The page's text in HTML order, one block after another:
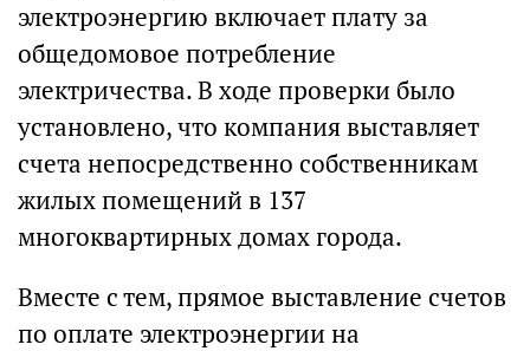
электроэнергию включает плату за
общедомовое потребление
электричества. В ходе проверки было
установлено, что компания выставляет
счета непосредственно собственникам
жилых помещений в 137
многоквартирных домах города.
Вместе с тем, прямое выставление счетов
по оплате электроэнергии на